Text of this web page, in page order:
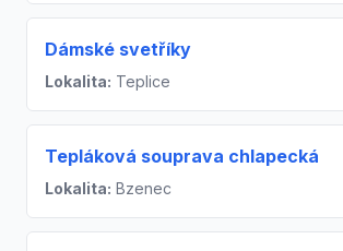
Dámské svetříky
Lokalita: Teplice
Tepláková souprava chlapecká
Lokalita: Bzenec